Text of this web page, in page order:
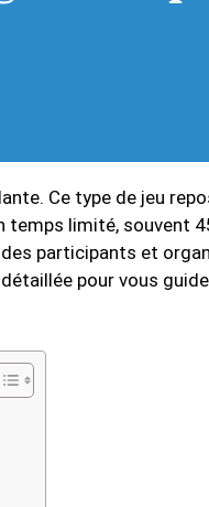
Ce type de jeu
temps limité, souvent
participants et
pour vous